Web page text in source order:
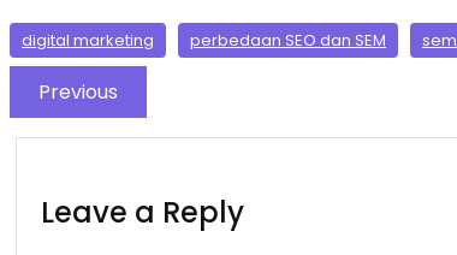
digital marketing perbedaan SEO dan SEM sem
Previous
Leave a Reply